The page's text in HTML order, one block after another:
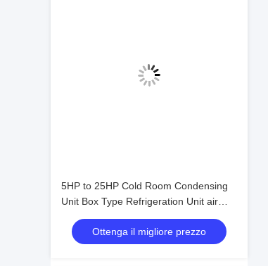
5HP to 25HP Cold Room Condensing
Unit Box Type Refrigeration Unit air
Cooled Condensing Low-noise
Refrigeration Unit
Ottenga il migliore prezzo